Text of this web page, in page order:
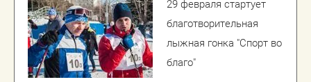
29 февраля стартует
благотворительная
лыжная гонка "Спорт во
благо"